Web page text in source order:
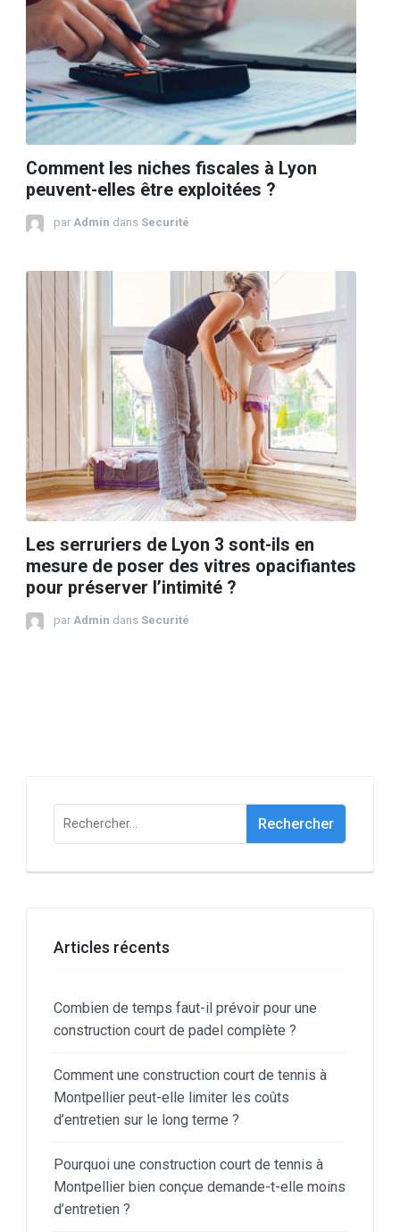
Comment les niches fiscales à Lyon
peuvent-elles être exploitées ?
par Admin dans Securité
Les serruriers de Lyon 3 sont-ils en
mesure de poser des vitres opacifiantes
pour préserver l’intimité ?
par Admin dans Securité
Rechercher :
Articles récents
Combien de temps faut-il prévoir pour une
construction court de padel complète ?
Comment une construction court de tennis à
Montpellier peut-elle limiter les coûts
d’entretien sur le long terme ?
Pourquoi une construction court de tennis à
Montpellier bien conçue demande-t-elle moins
d’entretien ?